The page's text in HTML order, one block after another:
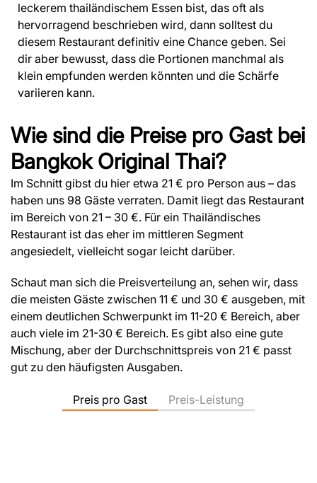
leckerem thailändischem Essen bist, das oft als
hervorragend beschrieben wird, dann solltest du
diesem Restaurant definitiv eine Chance geben. Sei
dir aber bewusst, dass die Portionen manchmal als
klein empfunden werden könnten und die Schärfe
variieren kann.
Wie sind die Preise pro Gast bei
Bangkok Original Thai?
Im Schnitt gibst du hier etwa 21 € pro Person aus – das
haben uns 98 Gäste verraten. Damit liegt das Restaurant
im Bereich von 21 – 30 €. Für ein Thailändisches
Restaurant ist das eher im mittleren Segment
angesiedelt, vielleicht sogar leicht darüber.
Schaut man sich die Preisverteilung an, sehen wir, dass
die meisten Gäste zwischen 11 € und 30 € ausgeben, mit
einem deutlichen Schwerpunkt im 11-20 € Bereich, aber
auch viele im 21-30 € Bereich. Es gibt also eine gute
Mischung, aber der Durchschnittspreis von 21 € passt
gut zu den häufigsten Ausgaben.
Preis pro Gast Preis-Leistung